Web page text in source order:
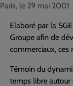
Paris, le 29 mai 2001
Elaboré par la
Groupe afin de
commerciaux, ces
Témoin du
temps libre autour